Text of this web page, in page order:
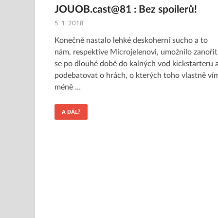
JOUOB.cast@81 : Bez spoilerů!
5. 1. 2018
Konečně nastalo lehké deskoherní sucho a to
nám, respektive Microjelenovi, umožnilo zanořit
se po dlouhé době do kalných vod kickstarteru
podebatovat o hrách, o kterých toho vlastně
méně …
A DÁL?